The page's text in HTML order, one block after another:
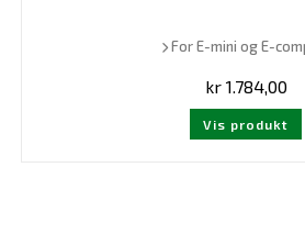
For E-mini og E-
kr1.784,00
Vis produkt